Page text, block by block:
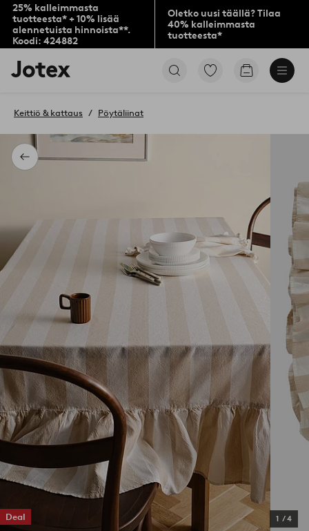
25% kalleimmasta
tuotteesta* + 10% lisää
alennetuista hinnoista**.
Koodi: 424882
Oletko uusi täällä? Tilaa
40% kalleimmasta
tuotteesta*
Jotex-
logo
aloitussivulle
Siirry
Siirry
Takaisin
Keittiö & kattaus Pöytäliinat
Deal 1 /4